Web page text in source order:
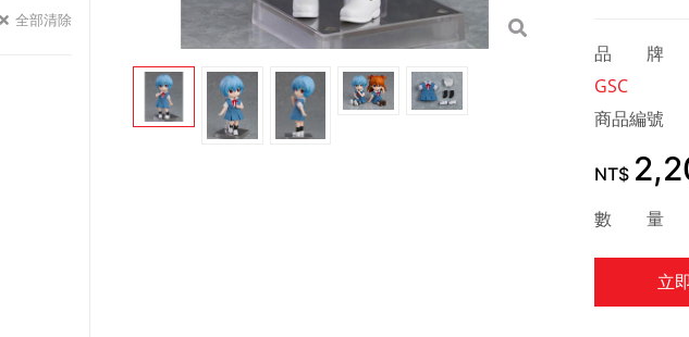
全部清除
品 牌
GSC
商品編號
NT$
數 量
立